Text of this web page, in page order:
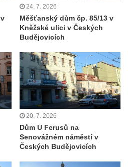
v Novém Boru
ulici v Novém
náměstí v
náměstí v
náměstí v
Čapků v Novém
24. 7. 2026
Měšťanský dům čp. 85/13 v
Kněžské ulici v Českých
Budějovicích
20. 7. 2026
Dům U Ferusů na
Senovážném náměstí v
Českých Budějovicích